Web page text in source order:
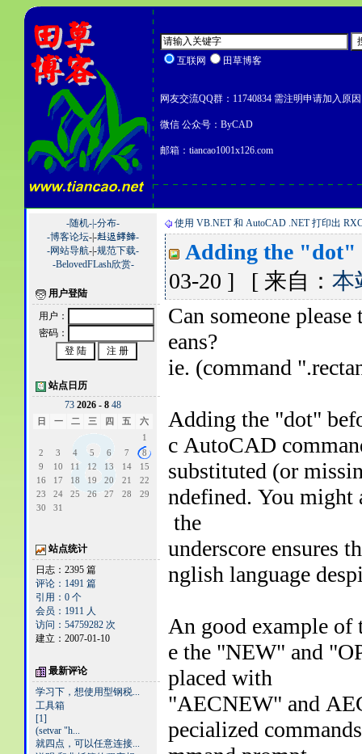
互联网 田草博客
网友交流QQ群：11740834 需注明申请加入原因
微信 公众号：ByCAD
邮箱：tiancao1001x126.com
-随机-|-分布-
-博客论坛-|-﨣﨤﨧﨨-
-网站导航-|-规范下载-
-BelovedFLash欣赏-
用户登陆
用户：
密码：
站点日历
73 2026 - 8 48
日 一 二 三 四 五
六
1
2
3 4 5 6 7
8
9
10 11 12 13 14
15
16
17 18 19 20 21
22
23
24 25 26 27 28
29
30
31
站点统计
日志：2395 篇
评论：1491 篇
引用：0 个
会员：1911 人
访问：54759282 次
建立：2007-01-10
最新评论
学习下，想使用型钢税...
工具箱
[1]
(setvar "h...
就四点，可以任意连接...
使用 VB.NET 和 AutoCAD .NET 打印出
Adding the "dot"
03-20 ] [ 来自： 本
Can someone
eans?
ie. (command
Adding the "dot"
c AutoCAD
substituted (or
ndefined. You might
the
underscore ensures
nglish language
An good example
e the "NEW" and
placed with
"AECNEW" and
pecialized